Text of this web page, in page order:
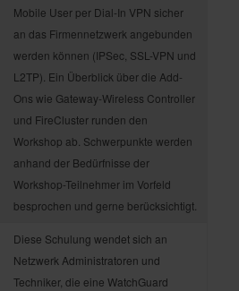
Mobile User per Dial-In VPN sicher
an das Firmennetzwerk angebunden
werden können (IPSec, SSL-VPN und
L2TP). Ein Überblick über die Add-
Ons wie Gateway-Wireless Controller
und FireCluster runden den
Workshop ab. Schwerpunkte werden
anhand der Bedürfnisse der
Workshop-Teilnehmer im Vorfeld
besprochen und gerne berücksichtigt.
Diese Schulung wendet sich an
Netzwerk Administratoren und
Techniker, die eine WatchGuard